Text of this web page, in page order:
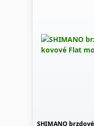
SHIMANO